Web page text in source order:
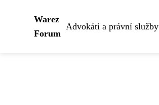
Warez
Forum
Advokáti a právní služby